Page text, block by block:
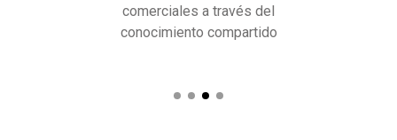
comerciales a través del
conocimiento compartido